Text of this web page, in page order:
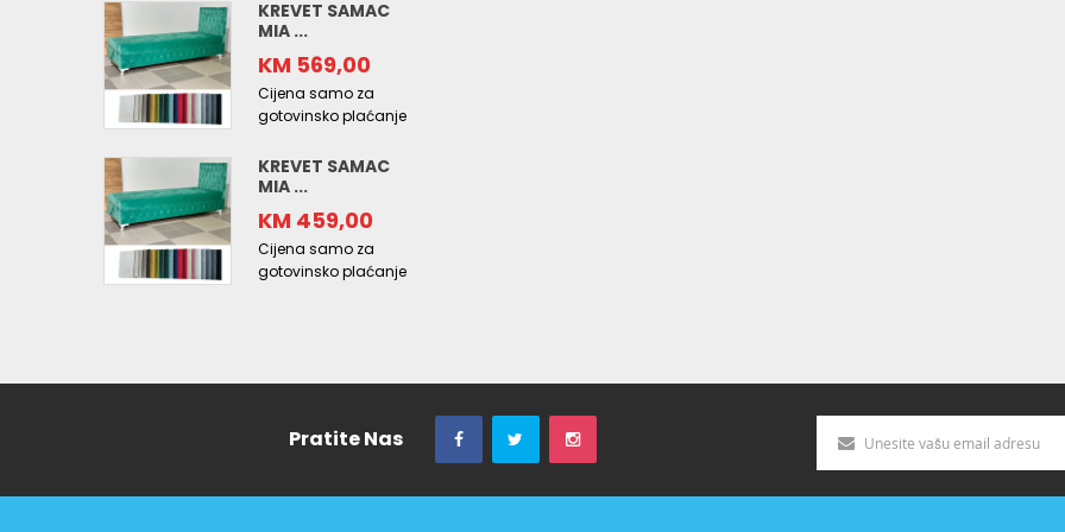
KREVET SAMAC
MIA ...
KM 569,00
Cijena samo za
gotovinsko plaćanje
KREVET SAMAC
MIA ...
KM 459,00
Cijena samo za
gotovinsko plaćanje
Pratite Nas